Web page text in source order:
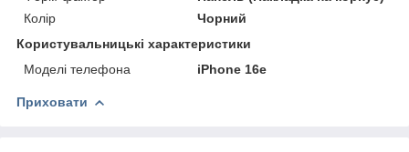
Колір
Чорний
Користувальницькі характеристики
Моделі телефона
iPhone 16e
Приховати